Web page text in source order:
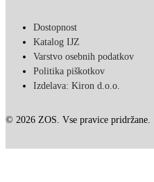
© 2026 ZOS. Vse pravice pridržane.
Dostopnost
Katalog IJZ
Varstvo osebnih podatkov
Politika piškotkov
Izdelava: Kiron d.o.o.